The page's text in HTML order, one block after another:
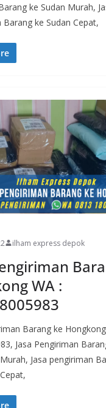
ke Sudan Murah,
Barang ke Sudan Cepat,
ilham express depok
WA :
Barang ke
Jasa Pengiriman
Jasa pengiriman